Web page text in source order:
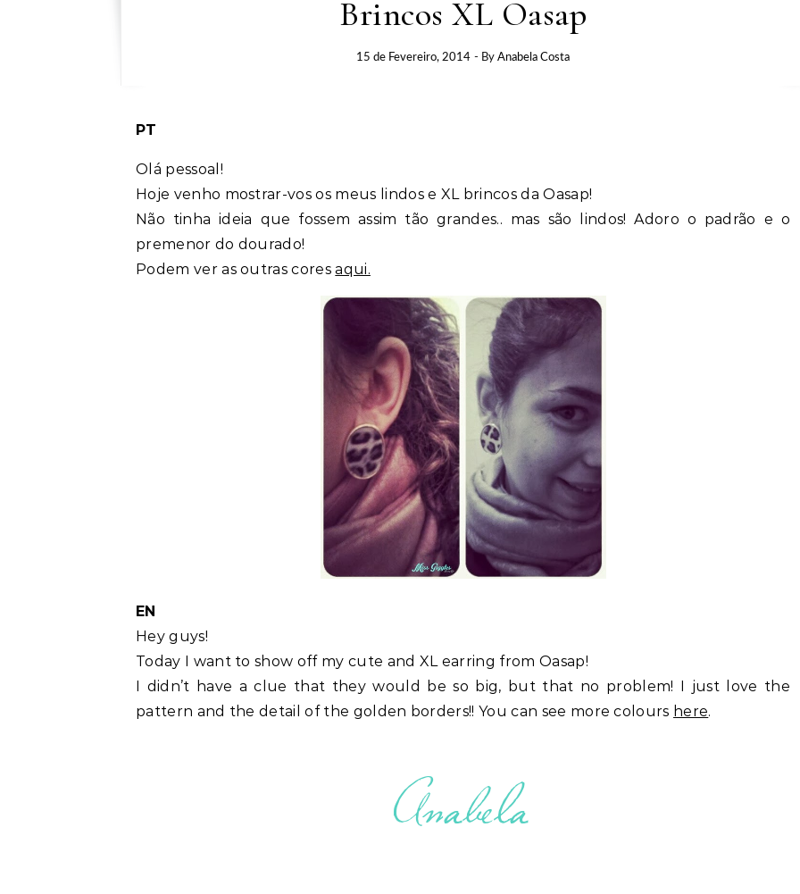
Brincos XL Oasap
15 de Fevereiro, 2014 - By Anabela Costa
PT
Olá pessoal!
Hoje venho mostrar-vos os meus lindos e XL brincos da Oasap!
Não tinha ideia que fossem assim tão grandes.. mas são lindos! Adoro o padrão e o
premenor do dourado!
Podem ver as outras coresaqui.
EN
Hey guys!
Today I want to show off my cute and XL earring from Oasap!
I didn’t have a clue that they would be so big, but that no problem! I just love the
pattern and the detail of the golden borders!! You can see more colours here.